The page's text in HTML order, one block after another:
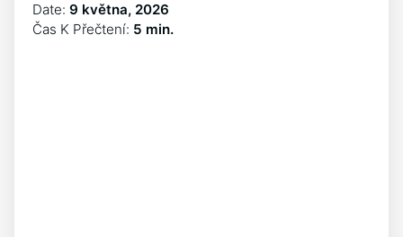
Date: 9 května, 2026
Čas K Přečtení: 5 min.